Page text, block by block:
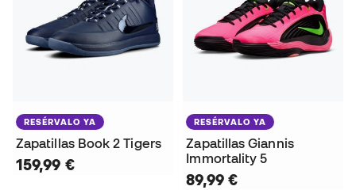
RESÉRVALO YA
Zapatillas Book 2 Tigers
159,99 €
RESÉRVALO YA
Zapatillas Giannis
Immortality 5
89,99 €